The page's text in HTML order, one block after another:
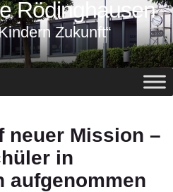
Rödinghausen
Zukunft“
neuer Mission –
in
aufgenommen